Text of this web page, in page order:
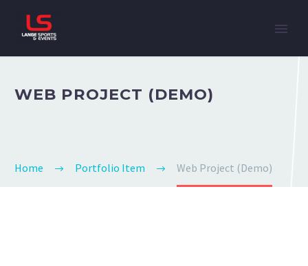
WEB PROJECT (DEMO)
Home Portfolio Item Web Project (Demo)